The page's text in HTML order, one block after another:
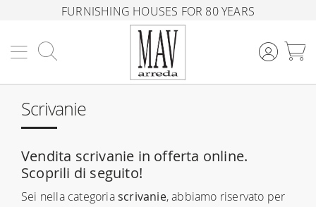
FURNISHING HOUSES FOR 80 YEARS
Scrivanie
Vendita scrivanie in offerta online.
Scoprili di seguito!
Sei nella categoriascrivanie, abbiamo riservato per